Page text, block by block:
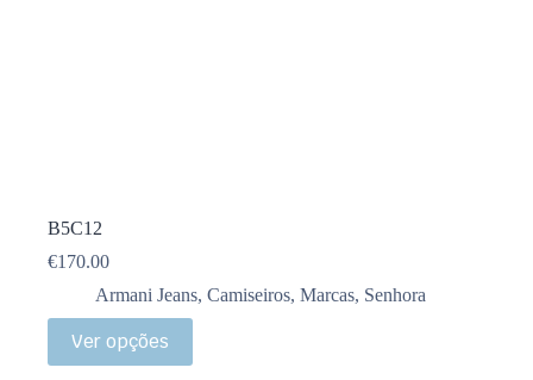
B5C12
€170.00
Armani Jeans, Camiseiros, Marcas, Senhora
Ver opções